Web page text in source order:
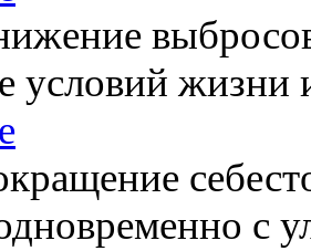
условий жизни
с